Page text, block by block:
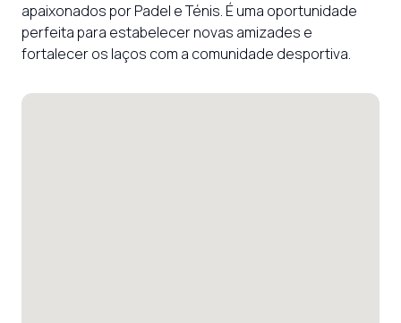
apaixonados por Padel e Ténis. É uma oportunidade
perfeita para estabelecer novas amizades e
fortalecer os laços com a comunidade desportiva.